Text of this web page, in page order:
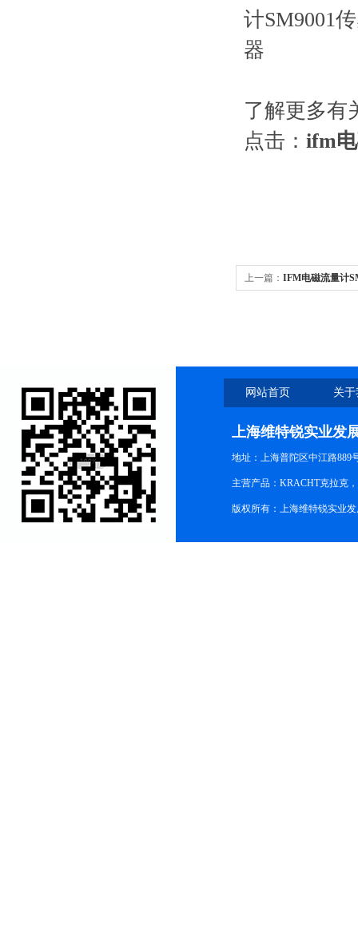
了解更多有
点击： ifm
上一篇： IFM电磁流量计
网站首页 关
上海维特锐实业发
地址：上海普陀区中江路889
主营产品：KRACHT克拉克
版权所有：上海维特锐实业